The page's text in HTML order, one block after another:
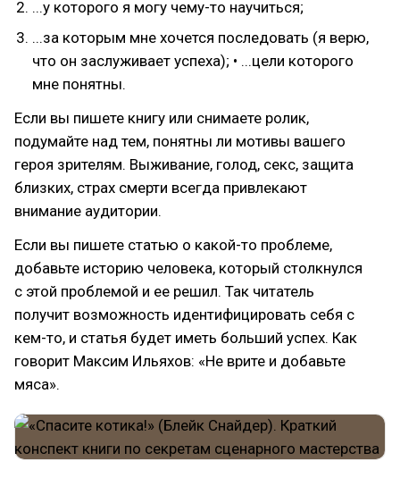
...у которого я могу чему-то научиться;
...за которым мне хочется последовать (я верю,
что он заслуживает успеха); • ...цели которого
мне понятны.
Если вы пишете книгу или снимаете ролик,
подумайте над тем, понятны ли мотивы вашего
героя зрителям. Выживание, голод, секс, защита
близких, страх смерти всегда привлекают
внимание аудитории.
Если вы пишете статью о какой-то проблеме,
добавьте историю человека, который столкнулся
с этой проблемой и ее решил. Так читатель
получит возможность идентифицировать себя с
кем-то, и статья будет иметь больший успех. Как
говорит Максим Ильяхов: «Не врите и добавьте
мяса».